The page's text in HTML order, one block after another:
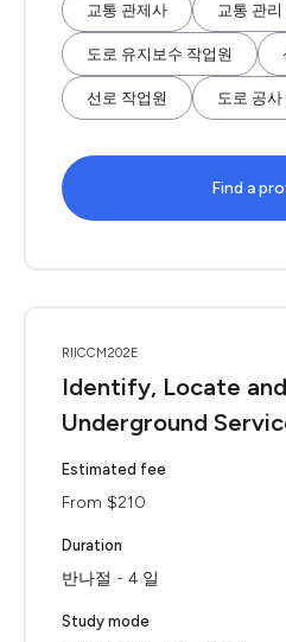
교통 관제사 교통 관
도로 유지보수 작업원
선로 작업원 도로 공
Find a
RIICCM202E
Identify, Locate
Underground
Estimated fee
From $210
Duration
반나절 - 4 일
Study mode